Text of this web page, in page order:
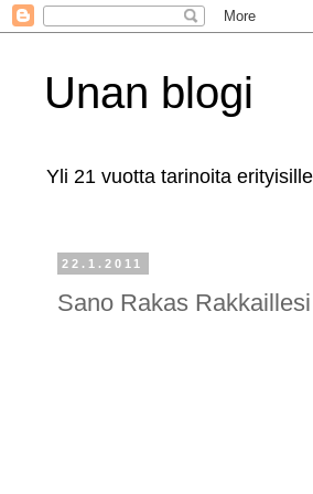
Unan blogi
Yli 21 vuotta tarinoita
22.1.2011
Sano Rakas Rakkaillesi